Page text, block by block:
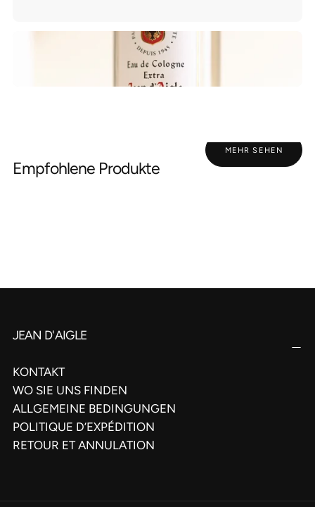
Empfohlene Produkte
MEHR SEHEN
JEAN D'AIGLE
KONTAKT
WO SIE UNS FINDEN
ALLGEMEINE BEDINGUNGEN
POLITIQUE D’EXPÉDITION
RETOUR ET ANNULATION